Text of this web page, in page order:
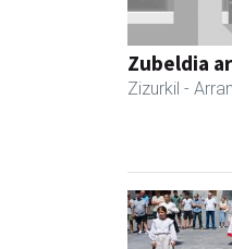
Zubeldia
Zizurkil -